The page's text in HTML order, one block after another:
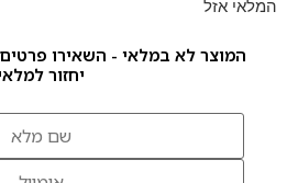
המלאי אזל
המוצר לא במלאי - השאירו
יחזור למלאי